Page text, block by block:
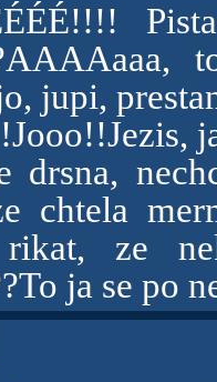
jupi,
drsna,
chtela
ze
ja se po